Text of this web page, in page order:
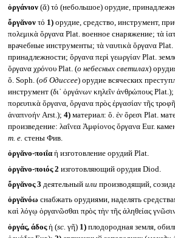
ὀργάνιον(ᾰ) τό (небольшое) орудие,
ὄργᾰνον τό 1)орудие, средство, инструмент,
πολεμικὰ ὄργανα Plat. военное снаряжение; τὰ
врачебные инструменты; τὰ ναυτικὰ ὄργανα
принадлежности; ὄργανα περὶ γεωργίαν Plat.
ὄργανα χρόνου Plat. (о небесных светилах)
ὄ. Soph. (об Одиссее) орудие всяческих
инструмент (δι᾽ ὀργάνων κηλεῖν ἀνθρώπους Plat.);
πορευτικὰ ὄργανα, ὄργανα πρὸς ἐργασίαν τῆς
ἀναπνοήν Arst.); 4)материал: ὄ. ἐν ὄρεσι Plat.
произведение: λαΐνεα Ἀμφίονος ὄργανα Eur.
т. е. стены Фив.
ὀργᾰνο-ποιΐα ἡ изготовление орудий Plat.
ὀργᾰνο-ποιός 2 изготовляющий орудия Diod.
ὄργᾰνος 3 деятельный или производящий,
ὀργᾰνόω снабжать орудиями, наделять
καὶ λόγῳ ὀργανῶσθαι πρὸς τὴν τῆς ἀληθείας
ὀργάς, άδοςἡ (sc. γῆ) 1)плодородная земля,